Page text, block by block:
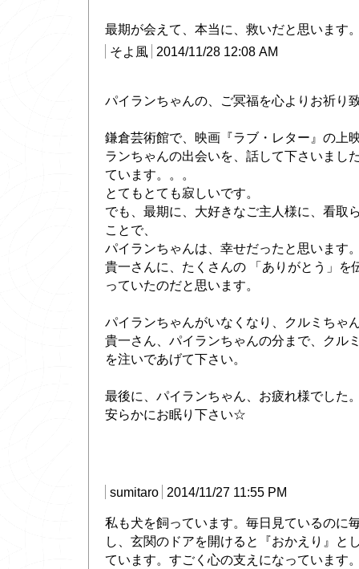
最期が会えて、本当に、救いだと思います
そよ風
2014/11/28 12:08 AM
パイランちゃんの、ご冥福を心よりお祈り
鎌倉芸術館で、映画『ラブ・レター』の上
ランちゃんの出会いを、話して下さいまし
ています。。。
とてもとても寂しいです。
でも、最期に、大好きなご主人様に、看取
ことで、
パイランちゃんは、幸せだったと思います
貴一さんに、たくさんの 「ありがとう」を
っていたのだと思います。
パイランちゃんがいなくなり、クルミちゃ
貴一さん、パイランちゃんの分まで、クル
を注いであげて下さい。
最後に、パイランちゃん、お疲れ様でした
安らかにお眠り下さい☆
sumitaro 2014/11/27 11:55 PM
私も犬を飼っています。毎日見ているのに
し、玄関のドアを開けると『おかえり』と
ています。すごく心の支えになっています